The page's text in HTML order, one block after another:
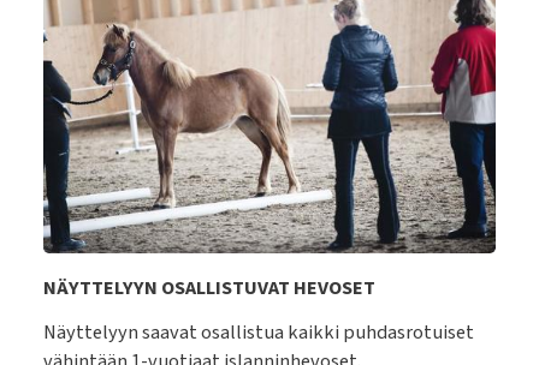
NÄYTTELYYN OSALLISTUVAT HEVOSET
Näyttelyyn saavat osallistua kaikki puhdasrotuiset